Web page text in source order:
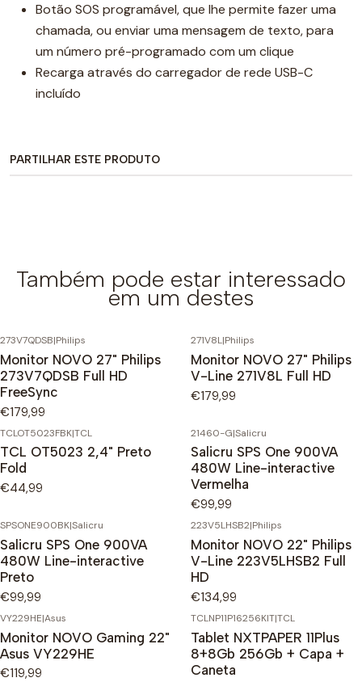
Botão SOS programável, que lhe permite fazer uma
chamada, ou enviar uma mensagem de texto, para
um número pré-programado com um clique
Recarga através do carregador de rede USB-C
incluído
PARTILHAR ESTE PRODUTO
Também pode estar interessado
em um destes
273V7QDSB|Philips
Monitor NOVO 27" Philips
273V7QDSB Full HD
FreeSync
€179,99
271V8L|Philips
Monitor NOVO 27" Philips
V-Line 271V8L Full HD
€179,99
TCLOT5023FBK|TCL
TCL OT5023 2,4" Preto
Fold
€44,99
21460-G|Salicru
Salicru SPS One 900VA
480W Line-interactive
Vermelha
€99,99
SPSONE900BK|Salicru
Salicru SPS One 900VA
480W Line-interactive
Preto
€99,99
223V5LHSB2|Philips
Monitor NOVO 22" Philips
V-Line 223V5LHSB2 Full
HD
€134,99
VY229HE|Asus
Monitor NOVO Gaming 22"
Asus VY229HE
€119,99
TCLNP11P16256KIT|TCL
Tablet NXTPAPER 11Plus
8+8Gb 256Gb + Capa +
Caneta